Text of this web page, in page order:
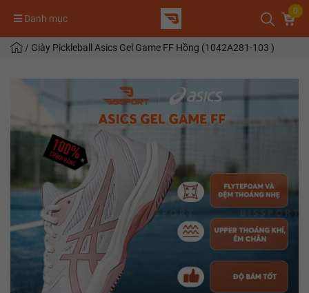
Danh mục
0
/ Giày Pickleball Asics Gel Game FF Hồng (1042A281-103 )